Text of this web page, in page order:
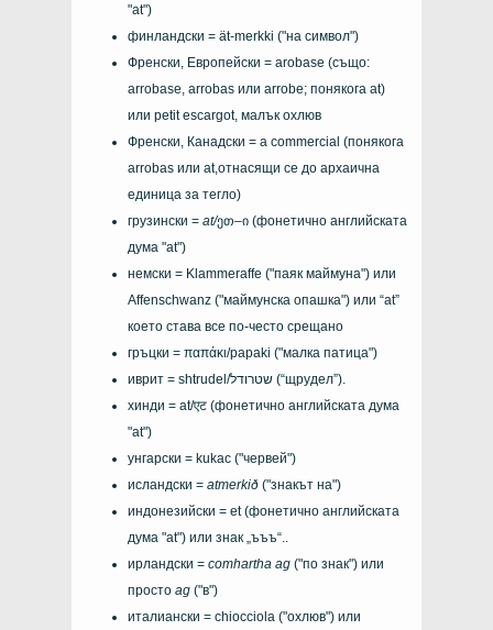
"at")
финландски = ät-merkki ("на символ")
Френски, Европейски = arobase (също:
arrobase arrobas или arrobe; понякога at)
или petit escargot, малък охлюв
Френски, Канадски = a commercial (понякога
arrobas или at,отнасящи се до архаична
единица за тегло)
грузински = at/ეთ–ი (фонетично английската
дума "at")
немски = Klammeraffe ("паяк маймуна") или
Affenschwanz ("маймунска опашка") или “at”
което става все по-често срещано
гръцки = παπάκι/papaki ("малка патица")
иврит =
shtrudel/שטרודל (“щрудел”).
хинди = at/एट (фонетично английската дума
"at")
унгарски = kukac ("червей")
исландски = atmerkið ("знакът на")
индонезийски = et(фонетично английската
дума "at") или знак „ъъъ“..
ирландски = comhartha ag ("по знак") или
просто ag ("в")
италиански = chiocciola ("охлюв") или